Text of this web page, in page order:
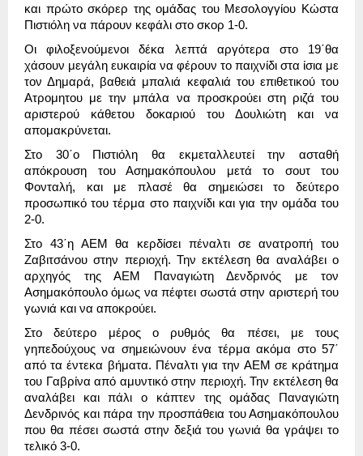
και πρώτο σκόρερ της ομάδας του Μεσολογγίου Κώστα
Πιστιόλη να πάρουν κεφάλι στο σκορ 1-0.
Οι φιλοξενούμενοι δέκα λεπτά αργότερα στο 19΄θα
χάσουν μεγάλη ευκαιρία να φέρουν το παιχνίδι στα ίσια με
τον Δημαρά, βαθειά μπαλιά κεφαλιά του επιθετικού του
Ατρομητου με την μπάλα να προσκρούει στη ριζά του
αριστερού κάθετου δοκαριού του Δουλιώτη και να
απομακρύνεται.
Στο 30΄ο Πιστιόλη θα εκμεταλλευτεί την ασταθή
απόκρουση του Ασημακόπουλου μετά το σουτ του
Φονταλή, και με πλασέ θα σημειώσει το δεύτερο
προσωπικό του τέρμα στο παιχνίδι και για την ομάδα του
2-0.
Στο 43΄η ΑΕΜ θα κερδίσει πέναλτι σε ανατροπή του
Ζαβιτσάνου στην περιοχή. Την εκτέλεση θα αναλάβει ο
αρχηγός της ΑΕΜ Παναγιώτη Δενδρινός με τον
Ασημακόπουλο όμως να πέφτει σωστά στην αριστερή του
γωνιά και να αποκρούει.
Στο δεύτερο μέρος ο ρυθμός θα πέσει, με τους
γηπεδούχους να σημειώνουν ένα τέρμα ακόμα στο 57΄
από τα έντεκα βήματα. Πέναλτι για την ΑΕΜ σε κράτημα
του Γαβρίνα από αμυντικό στην περιοχή. Την εκτέλεση θα
αναλάβει και πάλι ο κάπτεν της ομάδας Παναγιώτη
Δενδρινός και πάρα την προσπάθεια του Ασημακόπουλου
που θα πέσει σωστά στην δεξιά του γωνιά θα γράψει το
τελικό 3-0.